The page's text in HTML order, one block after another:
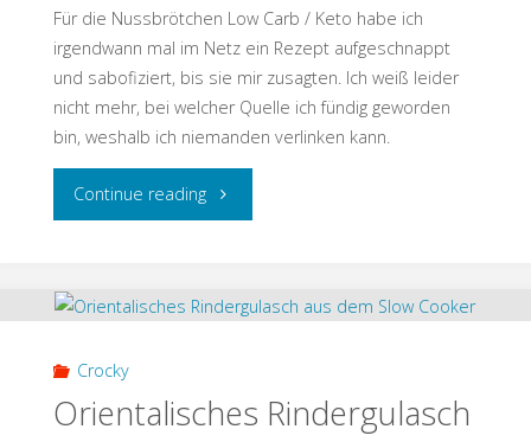
Für die Nussbrötchen Low Carb / Keto habe ich
irgendwann mal im Netz ein Rezept aufgeschnappt
und sabofiziert, bis sie mir zusagten. Ich weiß leider
nicht mehr, bei welcher Quelle ich fündig geworden
bin, weshalb ich niemanden verlinken kann.
Continue reading"Nussbrötchen
Carb
Keto"
Crocky
Orientalisches Rindergulasch